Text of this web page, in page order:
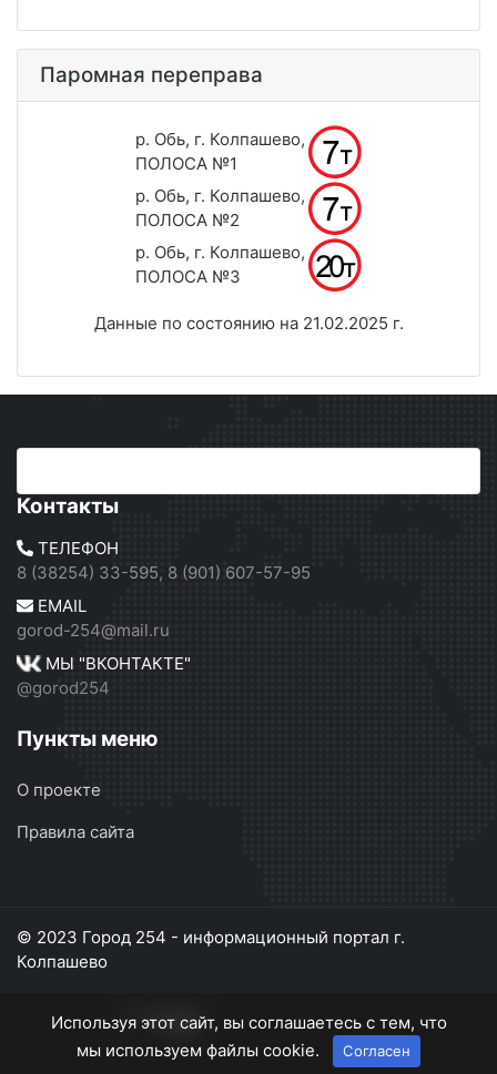
Паромная переправа
р. Обь, г. Колпашево,
ПОЛОСА №1
р. Обь, г. Колпашево,
ПОЛОСА №2
р. Обь, г. Колпашево,
ПОЛОСА №3
Данные по состоянию на 21.02.2025 г.
Контакты
ТЕЛЕФОН
8 (38254) 33-595, 8 (901) 607-57-95
EMAIL
gorod-254@mail.ru
МЫ "ВКОНТАКТЕ"
@gorod254
Пункты меню
О проекте
Правила сайта
© 2023 Город 254 - информационный портал г.
Колпашево
Используя этот сайт, вы соглашаетесь с тем, что
мы используем файлы cookie.
Согласен